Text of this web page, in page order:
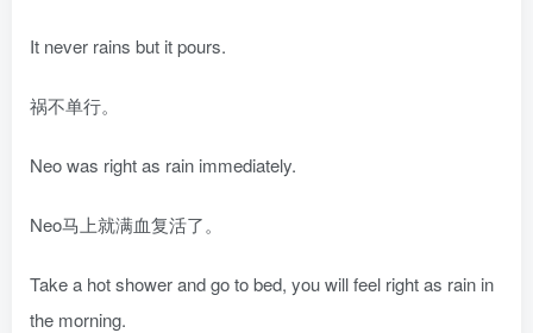
It never rains but it pours.
祸不单行。
Neo was right as rain immediately.
Neo马上就满血复活了。
Take a hot shower and go to bed, you will feel right as rain in
the morning.